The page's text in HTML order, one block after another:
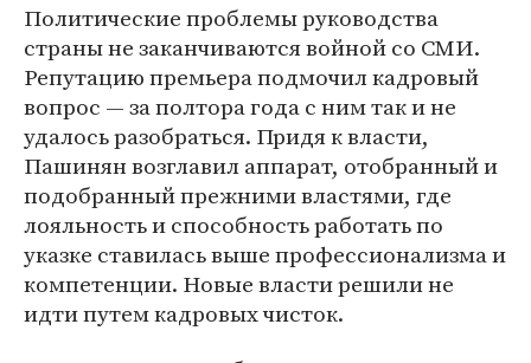
Политические проблемы руководства
страны не заканчиваются войной со СМИ.
Репутацию премьера подмочил кадровый
вопрос — за полтора года с ним так и не
удалось разобраться. Придя к власти,
Пашинян возглавил аппарат, отобранный и
подобранный прежними властями, где
лояльность и способность работать по
указке ставилась выше профессионализма и
компетенции. Новые власти решили не
идти путем кадровых чисток.